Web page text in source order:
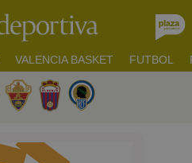
VALENCIA BASKET FUTBOL